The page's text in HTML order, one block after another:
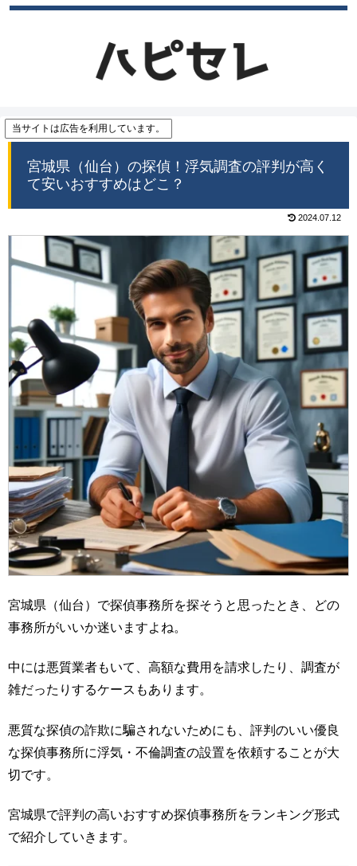
当サイトは広告を利用しています。
宮城県（仙台）の探偵！浮気調査の評判が高く
て安いおすすめはどこ？
2024.07.12
宮城県（仙台）で探偵事務所を探そうと思ったとき、どの
事務所がいいか迷いますよね。
中には悪質業者もいて、高額な費用を請求したり、調査が
雑だったりするケースもあります。
悪質な探偵の詐欺に騙されないためにも、評判のいい優良
な探偵事務所に浮気・不倫調査の設置を依頼することが大
切です。
宮城県で評判の高いおすすめ探偵事務所をランキング形式
で紹介していきます。